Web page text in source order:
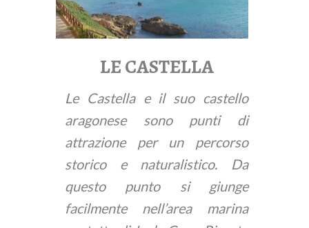
LE CASTELLA
Le Castella e il suo castello
aragonese sono punti di
attrazione per un percorso
storico e naturalistico. Da
questo punto si giunge
facilmente nell’area marina